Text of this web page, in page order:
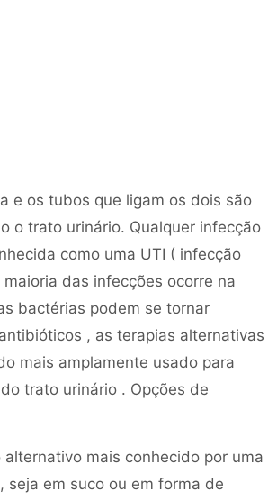
e os tubos que ligam os dois são
o trato urinário. Qualquer infecção
como uma UTI ( infecção
das infecções ocorre na
bactérias podem se tornar
, as terapias alternativas
mais amplamente usado para
trato urinário . Opções de
alternativo mais conhecido por uma
seja em suco ou em forma de